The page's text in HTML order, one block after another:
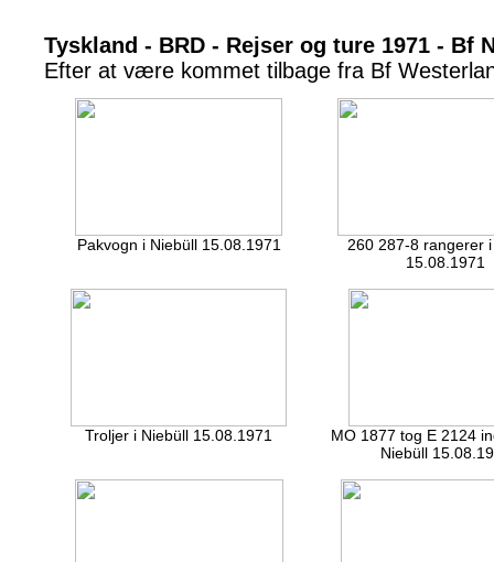
Tyskland - BRD - Rejser og ture 1971 - Bf
Efter at være kommet tilbage fra Bf
Pakvogn i Niebüll 15.08.1971
260 287-8 rangerer
15.08.1971
Troljer i Niebüll 15.08.1971
MO 1877 tog E 2124
Niebüll